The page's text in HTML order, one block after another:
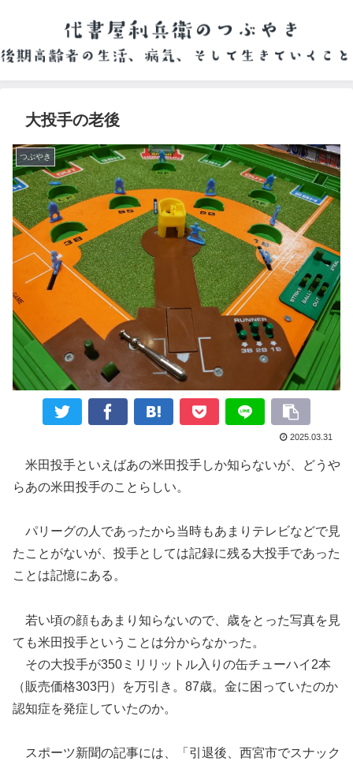
大投手の老後
つぶやき
2025.03.31
米田投手といえばあの米田投手しか知らないが、どうや
らあの米田投手のことらしい。
パリーグの人であったから当時もあまりテレビなどで見
たことがないが、投手としては記録に残る大投手であった
ことは記憶にある。
若い頃の顔もあまり知らないので、歳をとった写真を見
ても米田投手ということは分からなかった。
その大投手が350ミリリットル入りの缶チューハイ2本
（販売価格303円）を万引き。87歳。金に困っていたのか
認知症を発症していたのか。
スポーツ新聞の記事には、「引退後、西宮市でスナック